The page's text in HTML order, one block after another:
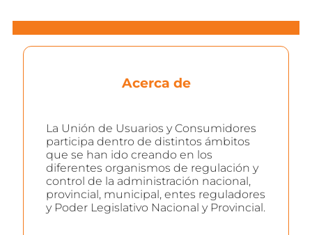
Acerca de
La Unión de Usuarios y Consumidores
participa dentro de distintos ámbitos
que se han ido creando en los
diferentes organismos de regulación y
control de la administración nacional,
provincial, municipal, entes reguladores
y Poder Legislativo Nacional y Provincial.